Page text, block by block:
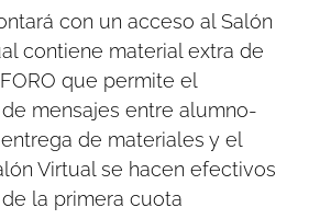
con un acceso al Salón
contiene material extra de
que permite el
mensajes entre alumno-
de materiales y el
Virtual se hacen efectivos
la primera cuota